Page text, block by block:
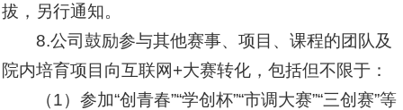
拔，另行通知。
8.公司鼓励参与其他赛事、项目、课程的团队及
院内培育项目向互联网+大赛转化，包括但不限于：
（1）参加“创青春”“学创杯”“市调大赛”“三创赛”等